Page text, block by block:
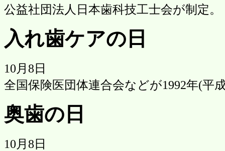
公益社団法人日本歯科技工士会が制定。
入れ歯ケアの日
10月8日
全国保険医団体連合会などが1992年(平
奥歯の日
10月8日